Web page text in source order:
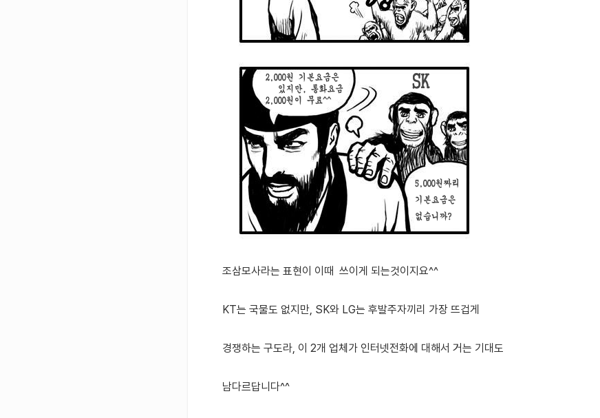
조삼모사라는 표현이 이때 쓰이게 되는것이지요^^
KT는 국물도 없지만, SK와 LG는 후발주자끼리 가장 뜨겁게
경쟁하는 구도라, 이 2개 업체가 인터넷전화에 대해서 거는 기대도
남다르답니다^^